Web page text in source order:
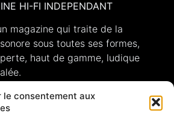
le consentement aux
HI-FI INDEPENDANT
magazine qui traite de la
sous toutes ses formes,
haut de gamme, ludique